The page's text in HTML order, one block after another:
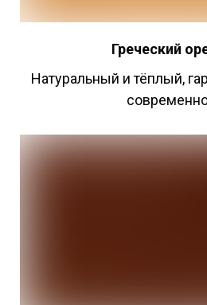
Греческий
Натуральный и тёплый,